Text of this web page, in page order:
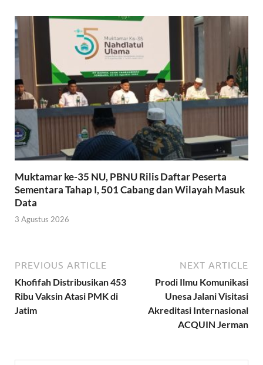
Muktamar ke-35 NU, PBNU Rilis Daftar Peserta
Sementara Tahap I, 501 Cabang dan Wilayah Masuk
Data
3 Agustus 2026
PREVIOUS ARTICLE
Khofifah Distribusikan 453
Ribu Vaksin Atasi PMK di
Jatim
NEXT ARTICLE
Prodi Ilmu Komunikasi
Unesa Jalani Visitasi
Akreditasi Internasional
ACQUIN Jerman